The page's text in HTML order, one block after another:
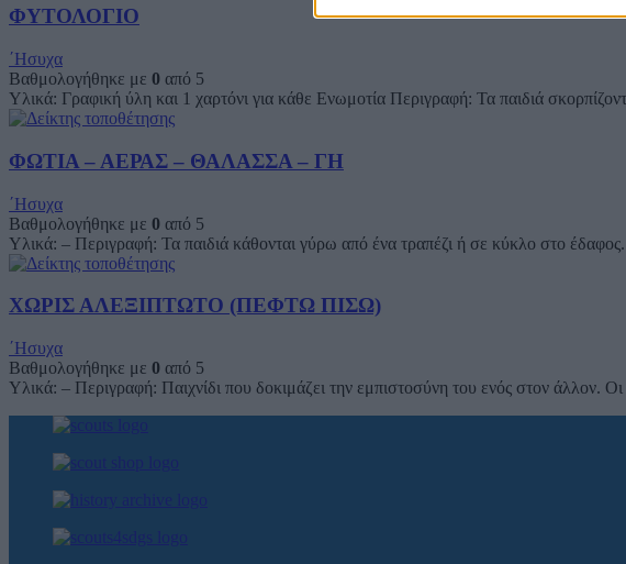
ΦΥΤΟΛΟΓΙΟ
΄Ησυχα
Βαθμολογήθηκε με 0 από 5
Υλικά: Γραφική ύλη και 1 χαρτόνι για κάθε Ενωμοτία Περιγραφή: Τα παιδιά
ΦΩΤΙΑ – ΑΕΡΑΣ – ΘΑΛΑΣΣΑ – ΓΗ
΄Ησυχα
Βαθμολογήθηκε με 0 από 5
Υλικά: – Περιγραφή: Τα παιδιά κάθονται γύρω από ένα τραπέζι ή σε κύκλο στο
ΧΩΡΙΣ ΑΛΕΞΙΠΤΩΤΟ (ΠΕΦΤΩ ΠΙΣΩ)
΄Ησυχα
Βαθμολογήθηκε με 0 από 5
Υλικά: – Περιγραφή: Παιχνίδι που δοκιμάζει την εμπιστοσύνη του ενός στον άλλον.